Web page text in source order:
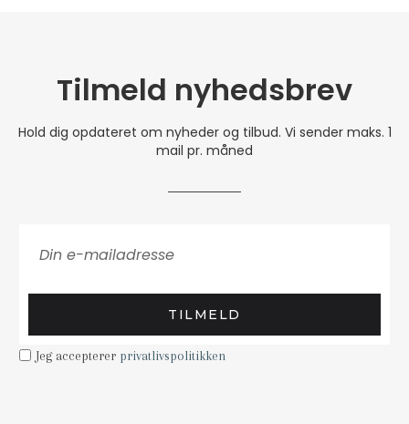
Tilmeld nyhedsbrev
Hold dig opdateret om nyheder og tilbud. Vi sender maks. 1
mail pr. måned
TILMELD
Jeg accepterer privatlivspolitikken